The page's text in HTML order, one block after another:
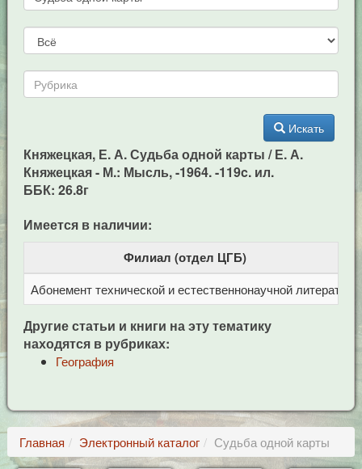
Искать
Княжецкая, Е. А. Судьба одной карты / Е. А.
Княжецкая - М.: Мысль, -1964. -119c. ил.
ББК: 26.8г
Имеется в наличии:
Филиал (отдел ЦГБ)
Абонемент технической и естественнонаучной литерат
Другие статьи и книги на эту тематику
находятся в рубриках:
География
Главная Электронный каталог Судьба одной карты